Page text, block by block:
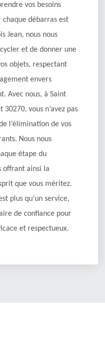
vos besoins
chaque débarras est
Jean, nous nous
et de donner une
objets, respectant
envers
Avec nous, à Saint
30270, vous n’avez pas
l’élimination de vos
Nous nous
étape du
offrant ainsi la
que vous méritez.
plus qu’un service,
de confiance pour
et respectueux.